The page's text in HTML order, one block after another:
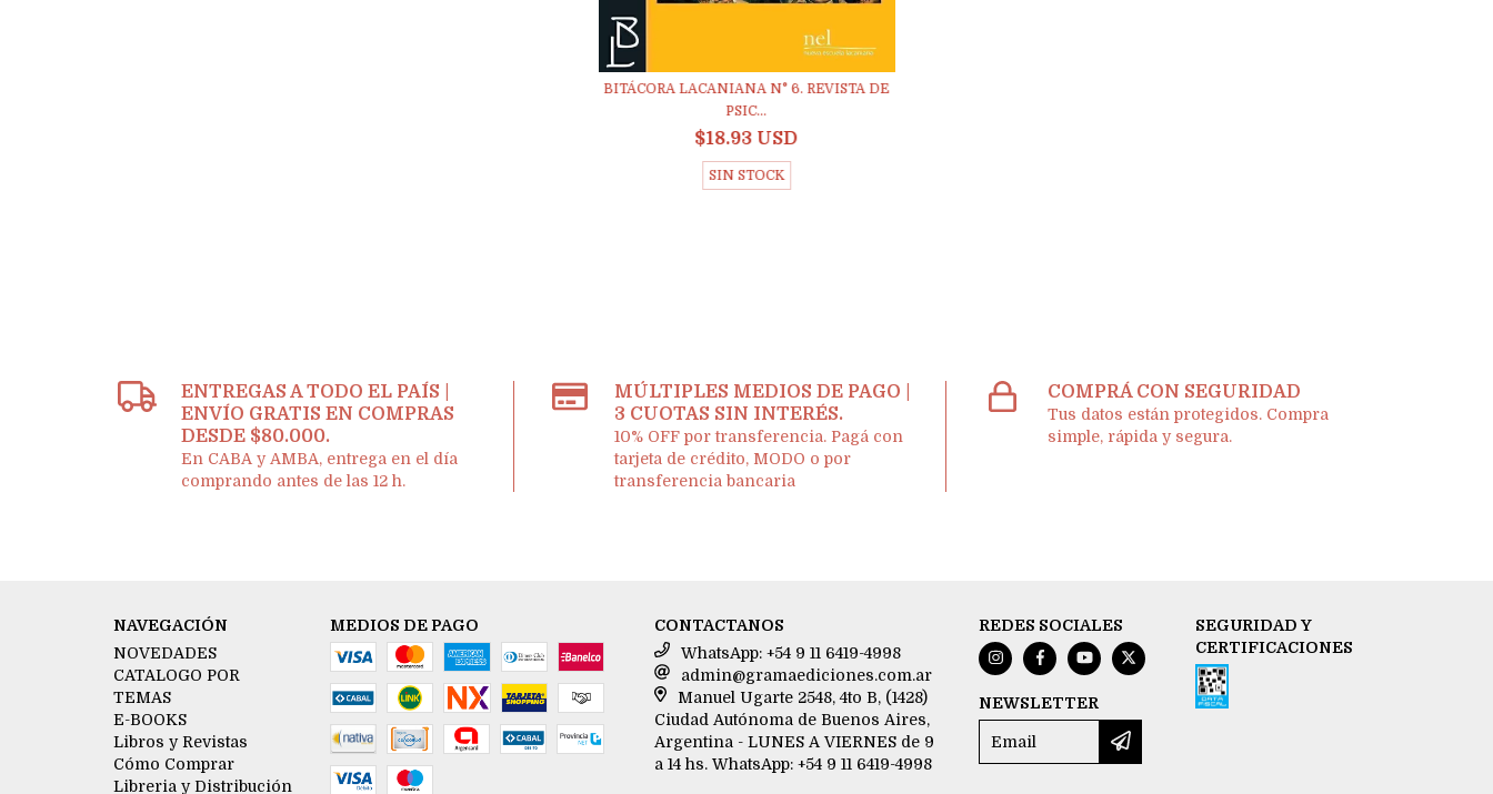
BITÁCORA LACANIANA N° 6. REVISTA DE
PSIC...
$18.93 USD
SIN STOCK
ENTREGAS A TODO EL PAÍS |
ENVÍO GRATIS EN COMPRAS
DESDE $80.000.
En CABA y AMBA, entrega en el día
comprando antes de las 12 h.
MÚLTIPLES MEDIOS DE PAGO |
3 CUOTAS SIN INTERÉS.
10% OFF por transferencia. Pagá con
tarjeta de crédito, MODO o por
transferencia bancaria
COMPRÁ CON SEGURIDAD
Tus datos están protegidos. Compra
simple, rápida y segura.
NAVEGACIÓN
NOVEDADES
CATALOGO POR
TEMAS
E-BOOKS
Libros y Revistas
Cómo Comprar
Libreria y Distribución
MEDIOS DE PAGO
CONTACTANOS
WhatsApp: +54 9 11 6419-4998
admin@gramaediciones.com.ar
Manuel Ugarte 2548, 4to B, (1428)
Ciudad Autónoma de Buenos Aires,
Argentina - LUNES A VIERNES de 9
a 14 hs. WhatsApp: +54 9 11 6419-4998
REDES SOCIALES
NEWSLETTER
SEGURIDAD Y
CERTIFICACIONES